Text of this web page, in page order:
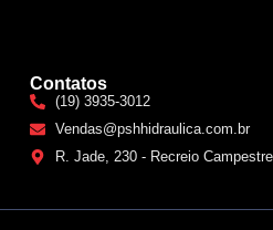
Contatos
(19) 3935-3012
Vendas@pshhidraulica.com.br
R. Jade, 230 - Recreio